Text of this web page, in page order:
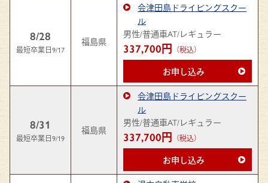
8/28
最短卒業日9/17
福島県
会津田島ドライビングスクー
ル
男性/普通車AT/レギュラー
337,700円 （税込）
お申し込み
8/31
最短卒業日9/19
福島県
会津田島ドライビングスクー
ル
男性/普通車AT/レギュラー
337,700円 （税込）
お申し込み